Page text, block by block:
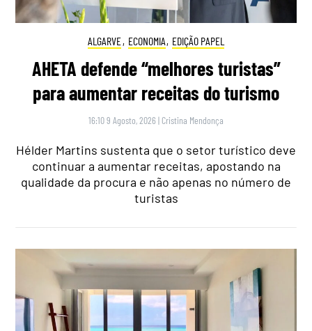
ALGARVE, ECONOMIA, EDIÇÃO PAPEL
AHETA defende “melhores turistas”
para aumentar receitas do turismo
16:10 9 Agosto, 2026 | Cristina Mendonça
Hélder Martins sustenta que o setor turístico deve
continuar a aumentar receitas, apostando na
qualidade da procura e não apenas no número de
turistas